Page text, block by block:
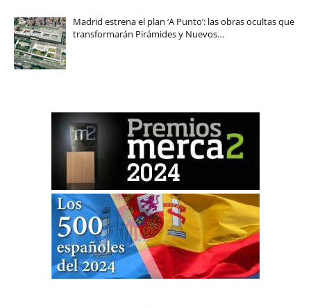
Madrid estrena el plan ‘A Punto’: las obras ocultas que
transformarán Pirámides y Nuevos…